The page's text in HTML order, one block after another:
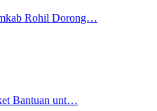
Rohil Dorong…
Bantuan unt…